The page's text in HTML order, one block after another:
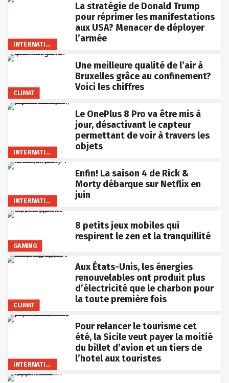
INTERNATIONAL
La stratégie de Donald Trump
pour réprimer les manifestations
aux USA? Menacer de déployer
l’armée
CLIMAT
Une meilleure qualité de l’air à
Bruxelles grâce au confinement?
Voici les chiffres
INTERNATIONAL
Le OnePlus 8 Pro va être mis à
jour, désactivant le capteur
permettant de voir à travers les
objets
INTERNATIONAL
Enfin! La saison 4 de Rick &
Morty débarque sur Netflix en
juin
GAMING
8 petits jeux mobiles qui
respirent le zen et la tranquillité
CLIMAT
Aux États-Unis, les énergies
renouvelables ont produit plus
d’électricité que le charbon pour
la toute première fois
INTERNATIONAL
Pour relancer le tourisme cet
été, la Sicile veut payer la moitié
du billet d’avion et un tiers de
l’hotel aux touristes